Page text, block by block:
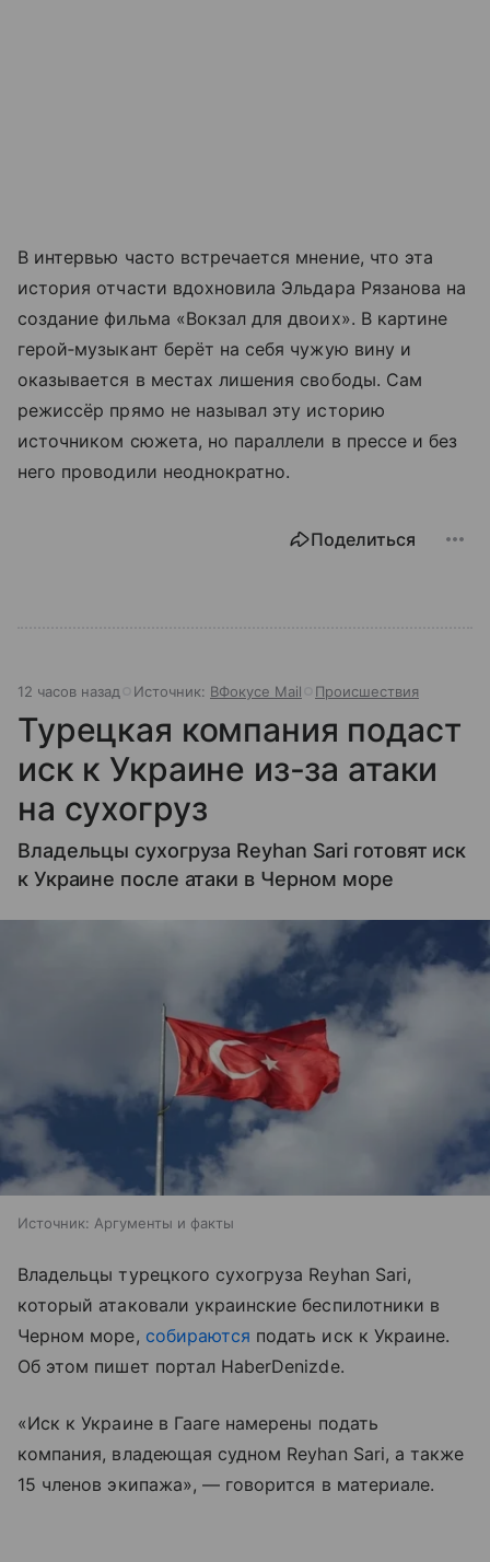
В интервью часто встречается мнение, что эта
история отчасти вдохновила Эльдара Рязанова на
создание фильма «Вокзал для двоих». В картине
герой‑музыкант берёт на себя чужую вину и
оказывается в местах лишения свободы. Сам
режиссёр прямо не называл эту историю
источником сюжета, но параллели в прессе и без
него проводили неоднократно.
Поделиться
12 часов назад Источник: ВФокусе Mail Происшествия
Турецкая компания подаст
иск к Украине из-за атаки
на сухогруз
Владельцы сухогруза Reyhan Sari готовят иск
к Украине после атаки в Черном море
Источник: Аргументы и факты
Владельцы турецкого сухогруза Reyhan Sari,
который атаковали украинские беспилотники в
Черном море, собираются подать иск к Украине.
Об этом пишет портал HaberDenizde.
«Иск к Украине в Гааге намерены подать
компания, владеющая судном Reyhan Sari, а также
15 членов экипажа», — говорится в материале.